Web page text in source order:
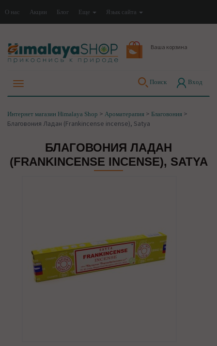
О нас Акции Блог Еще Язык сайта
Ваша корзина
Поиск Вход
Интернет магазин Himalaya Shop > Ароматерапия > Благовония >
Благовония Ладан (Frankincense incense), Satya
БЛАГОВОНИЯ ЛАДАН
(FRANKINCENSE INCENSE), SATYA